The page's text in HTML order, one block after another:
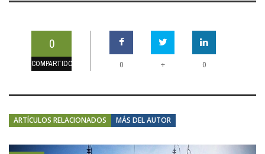
0
COMPARTIDOS 0 + 0
ARTÍCULOS RELACIONADOS MÁS DEL AUTOR